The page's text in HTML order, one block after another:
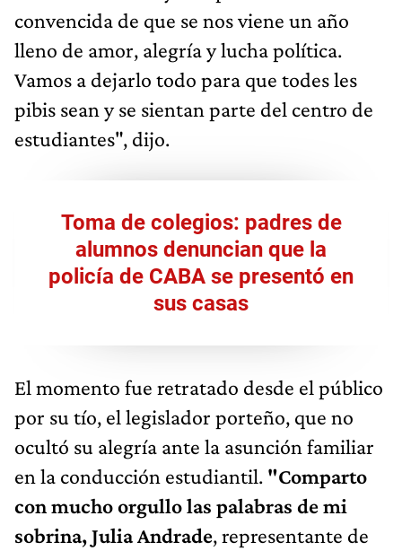
convencida de que se nos viene un año
lleno de amor, alegría y lucha política.
Vamos a dejarlo todo para que todes les
pibis sean y se sientan parte del centro de
estudiantes", dijo.
Toma de colegios: padres de
alumnos denuncian que la
policía de CABA se presentó en
sus casas
El momento fue retratado desde el público
por su tío, el legislador porteño, que no
ocultó su alegría ante la asunción familiar
en la conducción estudiantil. "Comparto
con mucho orgullo las palabras de mi
sobrina, Julia Andrade, representante de